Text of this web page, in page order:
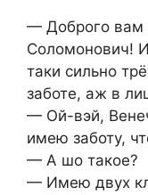
— Доброго вам
Соломонович!
таки сильно
заботе, аж в
— Ой-вэй,
имею заботу,
— А шо такое?
— Имею двух